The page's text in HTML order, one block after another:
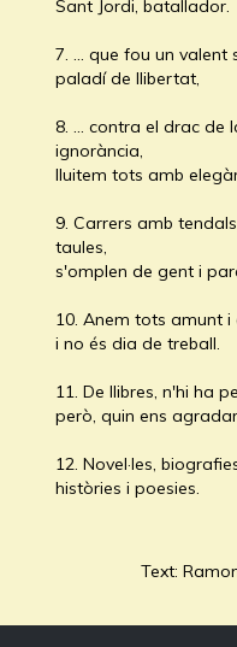
Sant Jordi, batallador.
7. ... que fou un valent
paladí de llibertat,
8. ... contra el drac de
ignorància,
lluitem tots amb
9. Carrers amb
taules,
s'omplen de gent i
10. Anem tots amunt i
i no és dia de treball.
11. De llibres, n'hi ha
però, quin ens
12. Novel·les,
històries i poesies.
Text: